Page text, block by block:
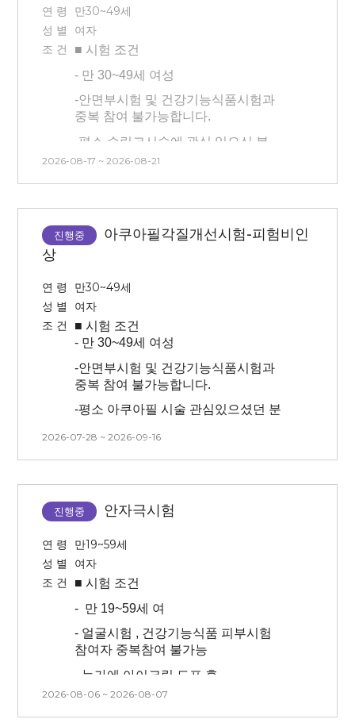
- 3개월 내 시술 경험이 없는 사람(피부
관련 시술 및 속눈썹 연장, 눈썹문신,
- 본 시험은 시술(물광주사) 후 시술
대비 시험제품 적용에 따른 효과를
확인하는 시험이므로 시술 후 후 처지
(진정, 관리 등)을 진행하지 않습니다.
-센터 내 대기 시간 동안은 시술 전/후
모두 제품(스킨, 로션x)을 바르지 않은
상태에서 대기가 진행됩니다.
-시술 후 시술 부위에 붓기와 멍 등의
있습니다.
-시술 후 해당 방문일에 미방문 시
-본 시험은 피부과 연계 시험으로 시간,
날짜 변경이 불가능합니다. 방문시간
엄수 및 방문일 확인 후 신청해주시기
바랍니다
-최근 3개월 이내 피부과 시술한 분은
참여 어렵습니다.
(3개월 이내 피부과 시술하신 분의
가능여부 전달드릴 수 있습니다.)
예민하다고 생각되는 분은
피해주세요!
연 령
만30~49세
성 별
여자
조 건
■ 시험 조건
- 만 30~49세 여성
-안면부시험 및 건강기능식품시험과
중복 참여 불가능합니다.
평소 슈링크시술에 관심 있으신 분
-안면부(half)에 시술이 진행되며 마취
후 시술 진행됩니다. (방문 첫날만
(**안면부 좌우 중 시술 부위를 대상자
본인이 선택할 수 없습니다.
적용에 따른 효과를 확인하는
시험이므로 시술 후 후 처지(진정, 관리
- 반쪽 시술 후 볼패임 있을 수
/치아 보철물이 있는 경우 개인에 따라
시술 시 통증이 더 있으실 수 있습니다.
-추후 측정시 사용된 이미지 초상권
동의하는 자
안약 사용 불가합니다
모두 제품(스킨, 로션x)을 바르지 않은
상태에서 대기가 진행됩니다.
-시술 후 시술 부위에 붓기와 멍 등의
증상이 평균 7일~10일 정도 생길 수
있습니다.
피부 관리 모두 없는 분)
2026-08-17 ~ 2026-08-21
진행중
아쿠아필각질개선시험-피험비인
상
연 령
만30~49세
성 별
여자
조 건
■ 시험 조건
- 만 30~49세 여성
-안면부시험 및 건강기능식품시험과
중복 참여 불가능합니다.
-평소 아쿠아필 시술 관심있으셨던 분
(물세안도 x)
적용에 따른 효과를 확인하는
시험이므로 시술 후 후 처지(진정, 관리
등)을 진행하지 않습니다.
- 초상권이 포함되어있는 시험입니다
(모집 시 셀카 보내주셔야 합니다 /
선정시 추후 취소 불가합니다 )
시험 방문 최소 3일 이내 인공눈물,
2026-07-28 ~ 2026-09-16
진행중 안자극시험
연 령
만19~59세
성 별
여자
조 건
■ 시험 조건
- 만 19~59세 여
- 얼굴시험 , 건강기능식품 피부시험
참여자 중복참여 불가능
- 눈가에 아이크림 도포 후
측정가능하신 분
-안과 전문의의 판단으로 각막 상태가
2026-08-06 ~ 2026-08-07